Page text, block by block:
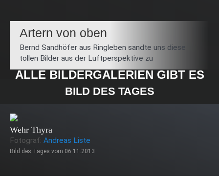
Artern von oben
Bernd Sandhöfer aus Ringleben sandte uns diese
tollen Bilder aus der Luftperspektive zu
ALLE BILDERGALERIEN GIBT ES
HIER!
BILD DES TAGES
Wehr Thyra
Fotograf: Andreas Liste
Bild des Tages vom 06.11.2013